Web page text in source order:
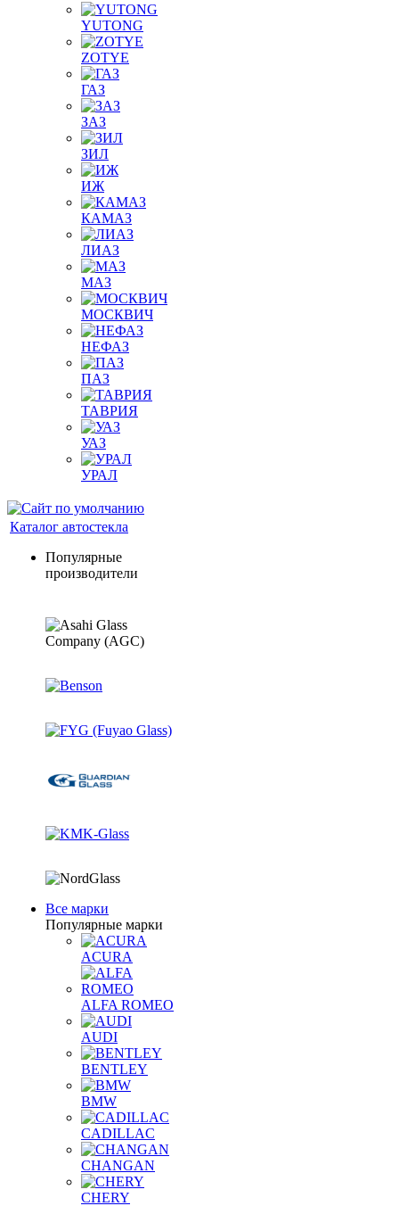
YUTONG
ZOTYE
ГАЗ
ЗАЗ
ЗИЛ
ИЖ
КАМАЗ
ЛИАЗ
МАЗ
МОСКВИЧ
НЕФАЗ
ПАЗ
ТАВРИЯ
УАЗ
УРАЛ
Каталог автостекла
Популярные
производители
Все марки
Популярные марки
ACURA
ALFA ROMEO
AUDI
BENTLEY
BMW
CADILLAC
CHANGAN
CHERY